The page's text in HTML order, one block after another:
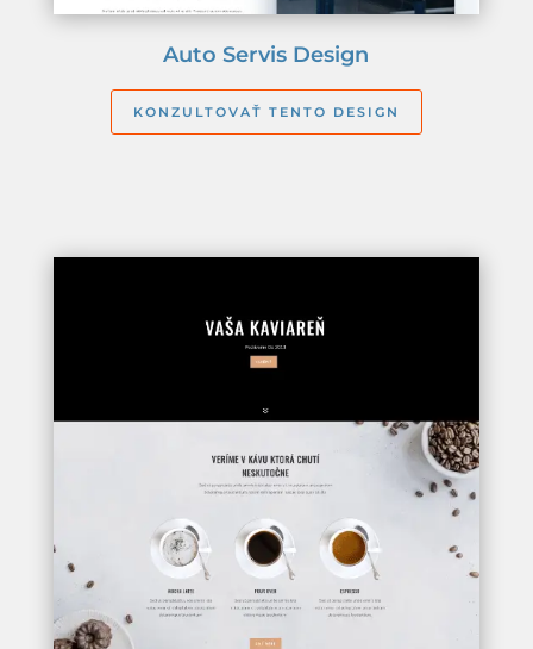
Auto Servis Design
KONZULTOVAŤ TENTO DESIGN